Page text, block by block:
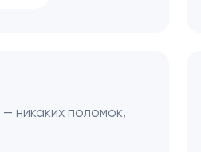
— никаких поломок,